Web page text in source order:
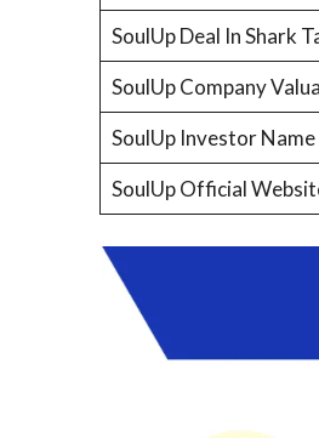
SoulUp Deal In Shark
SoulUp Company
SoulUp Investor Name
SoulUp Official